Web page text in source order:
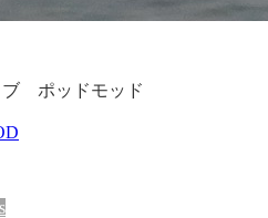
ポッドモッド